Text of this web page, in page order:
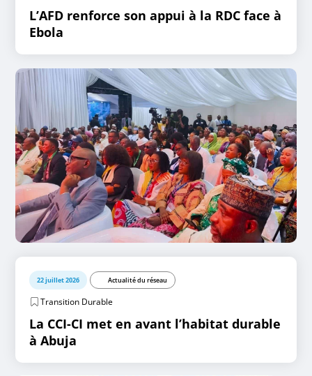
L’AFD renforce son appui à la RDC face à
Ebola
22 juillet 2026 Actualité du réseau
Transition Durable
La CCI-CI met en avant l’habitat durable
à Abuja